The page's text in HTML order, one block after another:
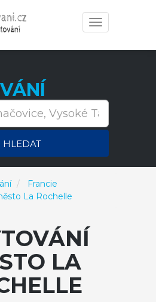
Toggle
navigation
HLEDAT
Francie
La Rochelle
LA